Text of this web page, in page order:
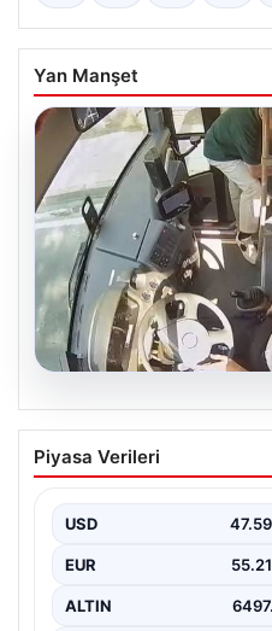
Yan Manşet
05.08.2026
Otobüste
Hızlı Müdahalesi ile
Trabzon’da halk
Sinan…
Piyasa Verileri
USD 47.59
EUR 55.21
ALTIN